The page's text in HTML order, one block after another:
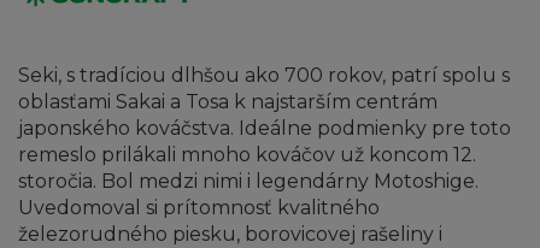
Seki, s tradíciou dlhšou ako 700 rokov, patrí spolu s
oblasťami Sakai a Tosa k najstarším centrám
japonského kováčstva. Ideálne podmienky pre toto
remeslo prilákali mnoho kováčov už koncom 12.
storočia. Bol medzi nimi i legendárny Motoshige.
Uvedomoval si prítomnosť kvalitného
železorudného piesku, borovicovej rašeliny i